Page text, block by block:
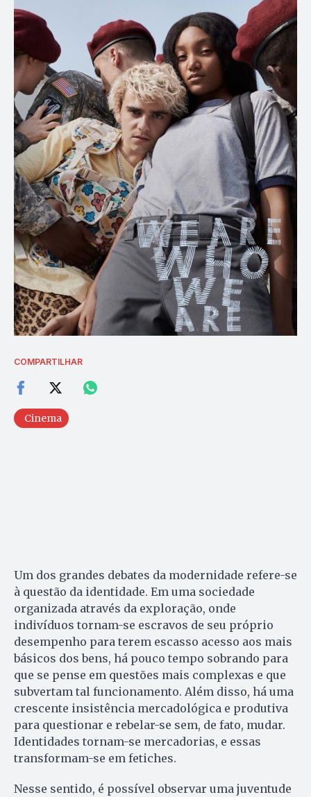
COMPARTILHAR
Cinema
Um dos grandes debates da modernidade refere-se
à questão da identidade. Em uma sociedade
organizada através da exploração, onde
indivíduos tornam-se escravos de seu próprio
desempenho para terem escasso acesso aos mais
básicos dos bens, há pouco tempo sobrando para
que se pense em questões mais complexas e que
subvertam tal funcionamento. Além disso, há uma
crescente insistência mercadológica e produtiva
para questionar e rebelar-se sem, de fato, mudar.
Identidades tornam-se mercadorias, e essas
transformam-se em fetiches.
Nesse sentido, é possível observar uma juventude